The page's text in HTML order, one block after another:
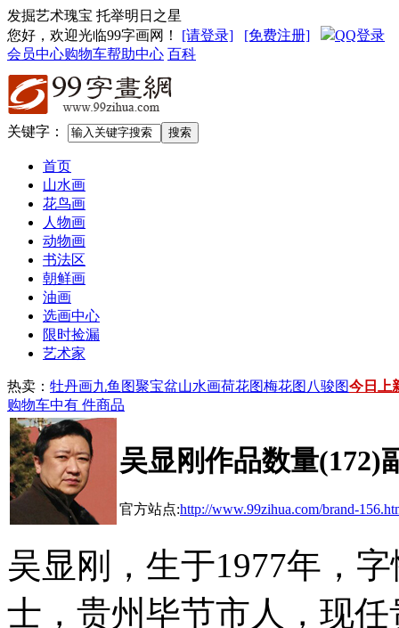
发掘艺术瑰宝 托举明日之星
您好，欢迎光临99字画网 ！ [请登录] [免费注册]
QQ登录
会员中心购物车帮助中心 百科
关键字：
首页
山水画
花鸟画
人物画
动物画
书法区
朝鲜画
油画
选画中心
限时捡漏
艺术家
热卖： 牡丹画九鱼图聚宝盆山水画荷花图梅花图 八骏图今日上
购物车中有 件商品
吴显刚作品数量(172)
官方站点:http://www.99zihua.com/brand-
吴显刚，生于1977年，
士，贵州毕节市人，现